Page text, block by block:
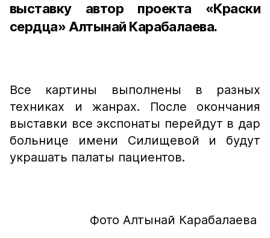
выставку автор проекта «Краски
сердца» Алтынай Карабалаева.
Все картины выполнены в разных
техниках и жанрах. После окончания
выставки все экспонаты перейдут в дар
больнице имени Силищевой и будут
украшать палаты пациентов.
Фото Алтынай Карабалаева